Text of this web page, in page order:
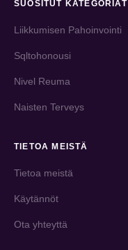
SUOSITUT KATEGORIAT
Liikkumisen Pahoinvointi
Sqltohonousi
Nivel Reuma
Naisten Terveys
TIETOA MEISTÄ
Tietoa meistä
Käytännöt
Ota yhteyttä